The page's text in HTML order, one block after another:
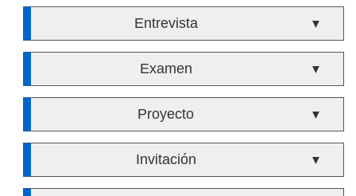
Entrevista ▼
Examen ▼
Proyecto ▼
Invitación ▼